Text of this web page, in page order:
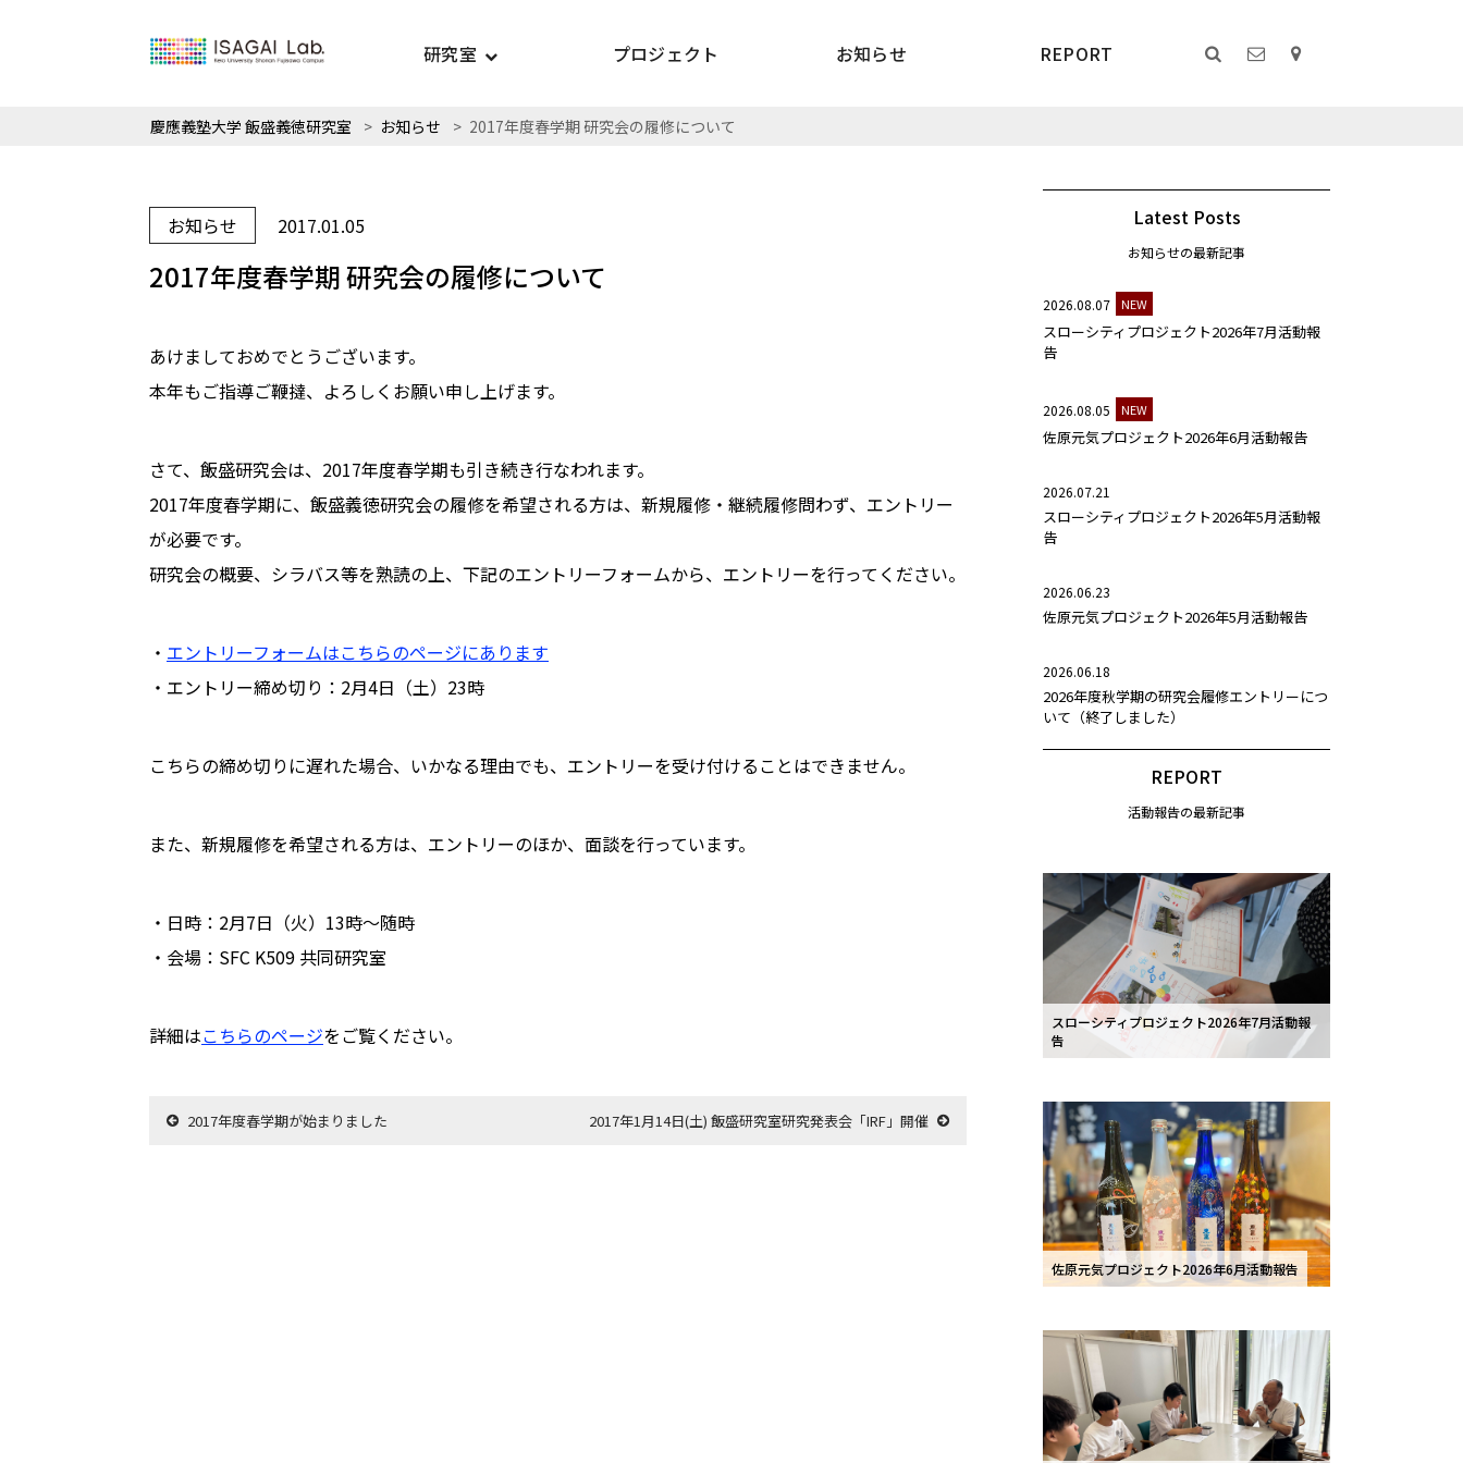
研究室 プロジェクト お知らせ REPORT
慶應義塾大学 飯盛義徳研究室 > お知らせ > 2017年度春学期 研究会の履修について
お知らせ 2017.01.05
2017年度春学期 研究会の履修について
あけましておめでとうございます。
本年もご指導ご鞭撻、よろしくお願い申し上げます。
さて、飯盛研究会は、2017年度春学期も引き続き行なわれます。
2017年度春学期に、飯盛義徳研究会の履修を希望される方は、新規履修・継続履修問わず、エントリー
が必要です。
研究会の概要、シラバス等を熟読の上、下記のエントリーフォームから、エントリーを行ってください。
・ エントリーフォームはこちらのページにあります
・エントリー締め切り：2月4日（土）23時
こちらの締め切りに遅れた場合、いかなる理由でも、エントリーを受け付けることはできません。
また、新規履修を希望される方は、エントリーのほか、面談を行っています。
・日時：2月7日（火）13時〜随時
・会場：SFC K509 共同研究室
詳細はこちらのページをご覧ください。
2017年度春学期が始まりました 2017年1月14日(土) 飯盛研究室研究発表会「IRF」開催
Latest Posts
お知らせの最新記事
2026.08.07 NEW
スローシティプロジェクト2026年7月活動報
告
2026.08.05 NEW
佐原元気プロジェクト2026年6月活動報告
2026.07.21
スローシティプロジェクト2026年5月活動報
告
2026.06.23
佐原元気プロジェクト2026年5月活動報告
2026.06.18
2026年度秋学期の研究会履修エントリーにつ
いて（終了しました）
REPORT
活動報告の最新記事
スローシティプロジェクト2026年7月活動報
告
佐原元気プロジェクト2026年6月活動報告